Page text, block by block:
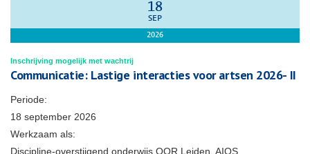
18
SEP
2026
Inschrijving mogelijk met wachtrij
Communicatie: Lastige interacties voor artsen 2026- II
Periode:
18 september 2026
Werkzaam als:
Discipline-overstijgend onderwijs OOR Leiden, AIOS